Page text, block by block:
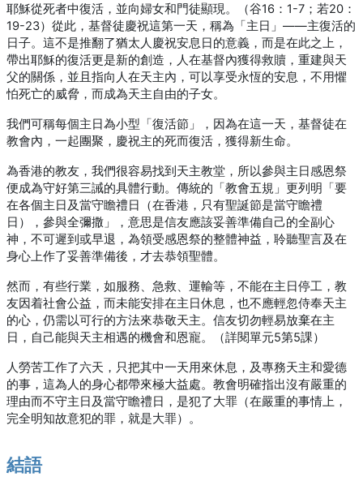
耶穌從死者中復活，並向婦女和門徒顯現。（谷16：1-7；若20：
19-23）從此，基督徒慶祝這第一天，稱為「主日」——主復活的
日子。這不是推翻了猶太人慶祝安息日的意義，而是在此之上，
帶出耶穌的復活更是新的創造，人在基督內獲得救贖，重建與天
父的關係，並且指向人在天主內，可以享受永恆的安息，不用懼
怕死亡的威脅，而成為天主自由的子女。
我們可稱每個主日為小型「復活節」，因為在這一天，基督徒在
教會內，一起團聚，慶祝主的死而復活，獲得新生命。
為香港的教友，我們很容易找到天主教堂，所以參與主日感恩祭
便成為守好第三誡的具體行動。傳統的「教會五規」更列明「要
在各個主日及當守瞻禮日（在香港，只有聖誕節是當守瞻禮
日），參與全彌撒」，意思是信友應該妥善準備自己的全副心
神，不可遲到或早退，為領受感恩祭的整體神益，聆聽聖言及在
身心上作了妥善準備後，才去恭領聖體。
然而，有些行業，如服務、急救、運輸等，不能在主日停工，教
友因着社會公益，而未能安排在主日休息，也不應輕忽侍奉天主
的心，仍需以可行的方法來恭敬天主。信友切勿輕易放棄在主
日，自己能與天主相遇的機會和恩寵。（詳閱單元5第5課）
人勞苦工作了六天，只把其中一天用來休息，及專務天主和愛德
的事，這為人的身心都帶來極大益處。教會明確指出沒有嚴重的
理由而不守主日及當守瞻禮日，是犯了大罪（在嚴重的事情上，
完全明知故意犯的罪，就是大罪）。
結語